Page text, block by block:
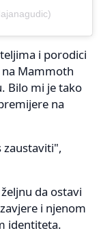
i porodici
Mammoth
Bilo mi je tako
na
zaustaviti",
da ostavi
i njenom
identiteta.